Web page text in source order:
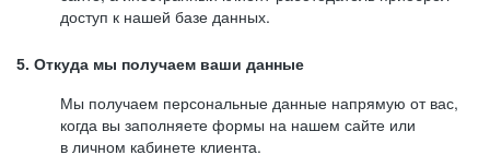
доступ к нашей базе данных.
5. Откуда мы получаем ваши данные
Мы получаем персональные данные напрямую от вас,
когда вы заполняете формы на нашем сайте или
в личном кабинете клиента.